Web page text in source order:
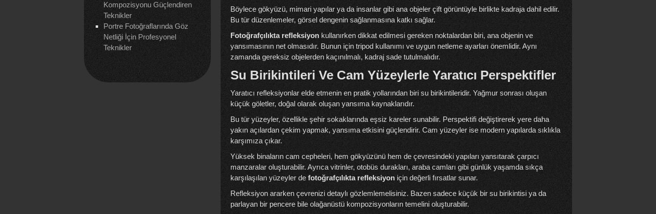
Kompozisyonu Güçlendiren
Teknikler
Portre Fotoğraflarında Göz
Netliği İçin Profesyonel
Teknikler
Böylece gökyüzü, mimari yapılar ya da insanlar gibi ana objeler çift görüntüyle birlikte kadraja dahil edilir.
Bu tür düzenlemeler, görsel dengenin sağlanmasına katkı sağlar.
Fotoğrafçılıkta refleksiyon kullanırken dikkat edilmesi gereken noktalardan biri, ana objenin ve
yansımasının net olmasıdır. Bunun için tripod kullanımı ve uygun netleme ayarları önemlidir. Aynı
zamanda gereksiz objelerden kaçınılmalı, kadraj sade tutulmalıdır.
Su Birikintileri Ve Cam Yüzeylerle Yaratıcı Perspektifler
Yaratıcı refleksiyonlar elde etmenin en pratik yollarından biri su birikintileridir. Yağmur sonrası oluşan
küçük göletler, doğal olarak oluşan yansıma kaynaklarıdır.
Bu tür yüzeyler, özellikle şehir sokaklarında eşsiz kareler sunabilir. Perspektifi değiştirerek yere daha
yakın açılardan çekim yapmak, yansıma etkisini güçlendirir. Cam yüzeyler ise modern yapılarda sıklıkla
karşımıza çıkar.
Yüksek binaların cam cepheleri, hem gökyüzünü hem de çevresindeki yapıları yansıtarak çarpıcı
manzaralar oluşturabilir. Ayrıca vitrinler, otobüs durakları, araba camları gibi günlük yaşamda sıkça
karşılaşılan yüzeyler de fotoğrafçılıkta refleksiyon için değerli fırsatlar sunar.
Refleksiyon ararken çevrenizi detaylı gözlemlemelisiniz. Bazen sadece küçük bir su birikintisi ya da
parlayan bir pencere bile olağanüstü kompozisyonların temelini oluşturabilir.